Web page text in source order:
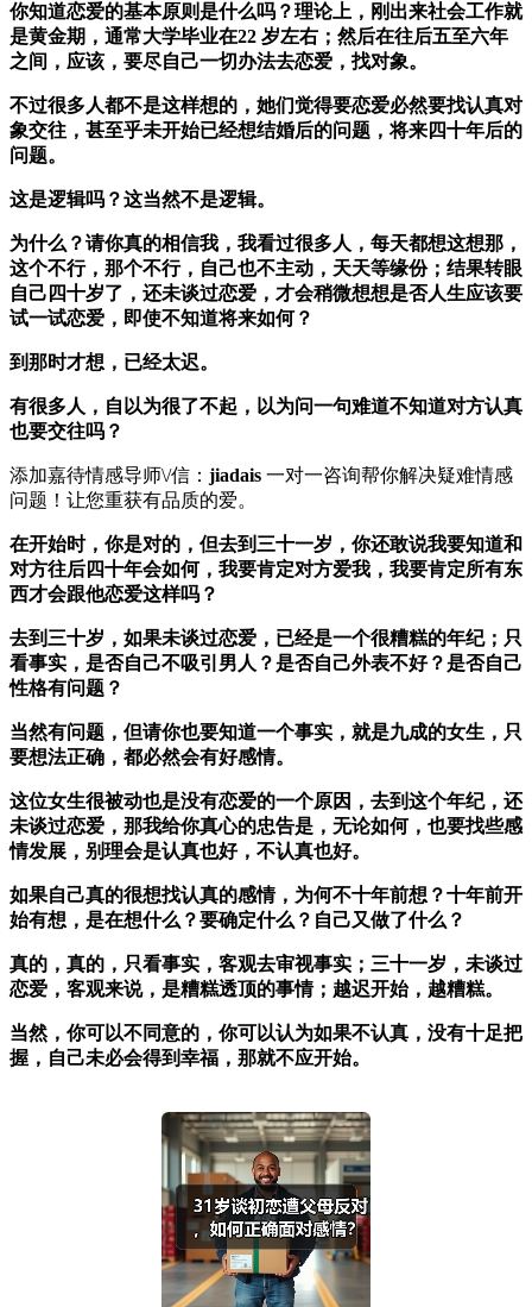
你知道恋爱的基本原则是什么吗？理论上，刚出来社会工作就
是黄金期，通常大学毕业在22 岁左右；然后在往后五至六年
之间，应该，要尽自己一切办法去恋爱，找对象。
不过很多人都不是这样想的，她们觉得要恋爱必然要找认真对
象交往，甚至乎未开始已经想结婚后的问题，将来四十年后的
问题。
这是逻辑吗？这当然不是逻辑。
为什么？请你真的相信我，我看过很多人，每天都想这想那，
这个不行，那个不行，自己也不主动，天天等缘份；结果转眼
自己四十岁了，还未谈过恋爱，才会稍微想想是否人生应该要
试一试恋爱，即使不知道将来如何？
到那时才想，已经太迟。
有很多人，自以为很了不起，以为问一句难道不知道对方认真
也要交往吗？
添加嘉待情感导师\/信： jiadais 一对一咨询帮你解决疑难情感
问题！让您重获有品质的爱。
在开始时，你是对的，但去到三十一岁，你还敢说我要知道和
对方往后四十年会如何，我要肯定对方爱我，我要肯定所有东
西才会跟他恋爱这样吗？
去到三十岁，如果未谈过恋爱，已经是一个很糟糕的年纪；只
看事实，是否自己不吸引男人？是否自己外表不好？是否自己
性格有问题？
当然有问题，但请你也要知道一个事实，就是九成的女生，只
要想法正确，都必然会有好感情。
这位女生很被动也是没有恋爱的一个原因，去到这个年纪，还
未谈过恋爱，那我给你真心的忠告是，无论如何，也要找些感
情发展，别理会是认真也好，不认真也好。
如果自己真的很想找认真的感情，为何不十年前想？十年前开
始有想，是在想什么？要确定什么？自己又做了什么？
真的，真的，只看事实，客观去审视事实；三十一岁，未谈过
恋爱，客观来说，是糟糕透顶的事情；越迟开始，越糟糕。
当然，你可以不同意的，你可以认为如果不认真，没有十足把
握，自己未必会得到幸福，那就不应开始。